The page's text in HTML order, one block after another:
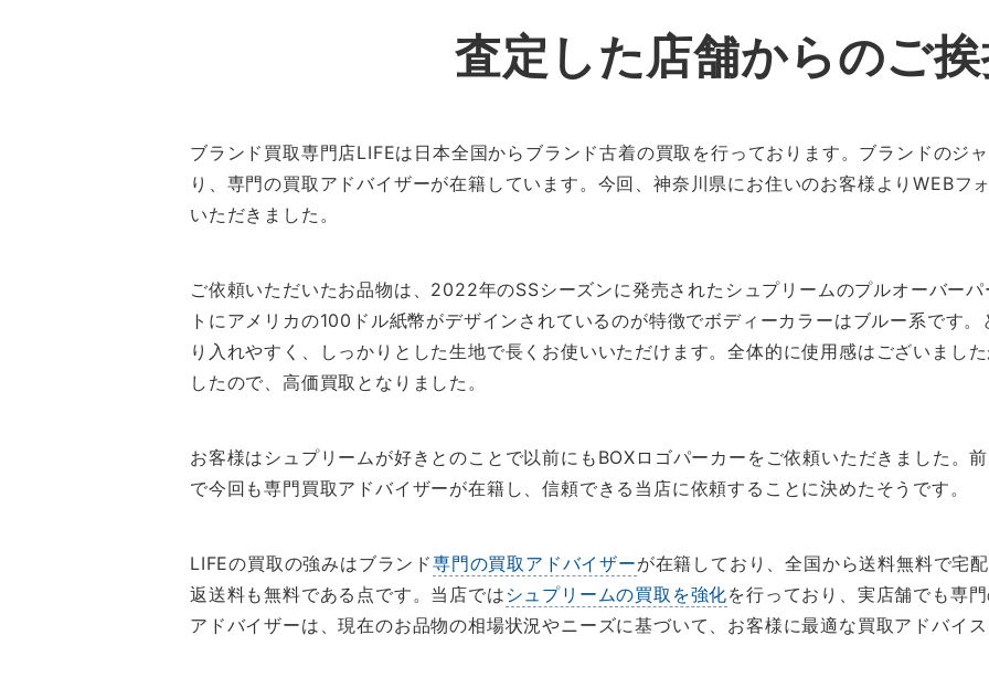
査定した店舗からのご
ブランド買取専門店LIFEは日本全国からブランド古着の買取を行っております。ブランドのジ
り、専門の買取アドバイザーが在籍しています。今回、神奈川県にお住いのお客様よりWEBフ
いただきました。
ご依頼いただいたお品物は、2022年のSSシーズンに発売されたシュプリームのプルオーバー
トにアメリカの100ドル紙幣がデザインされているのが特徴でボディーカラーはブルー系です
り入れやすく、しっかりとした生地で長くお使いいただけます。全体的に使用感はございまし
したので、高価買取となりました。
お客様はシュプリームが好きとのことで以前にもBOXロゴパーカーをご依頼いただきました。
で今回も専門買取アドバイザーが在籍し、信頼できる当店に依頼することに決めたそうです。
LIFEの買取の強みはブランド専門の買取アドバイザーが在籍しており、全国から送料無料で宅
返送料も無料である点です。当店では シュプリームの買取を強化を行っており、実店舗でも専
アドバイザーは、現在のお品物の相場状況やニーズに基づいて、お客様に最適な買取アドバイ